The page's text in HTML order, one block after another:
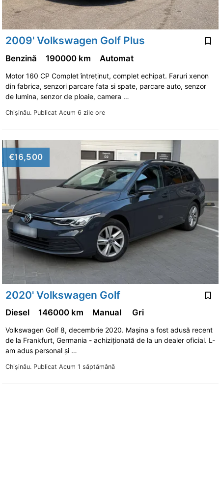
2009' Volkswagen Golf Plus
Chişinău. Publicat Acum 6 zile ore
Benzină 190000 km Automat
Motor 160 CP Complet întreținut, complet echipat. Faruri xenon
din fabrica, senzori parcare fata si spate, parcare auto, senzor
de lumina, senzor de ploaie, camera …
€16,500
2020' Volkswagen Golf
Chişinău. Publicat Acum 1 săptămână
Diesel 146000 km Manual Gri
Volkswagen Golf 8, decembrie 2020. Mașina a fost adusă recent
de la Frankfurt, Germania - achiziționată de la un dealer oficial. L-
am adus personal și …